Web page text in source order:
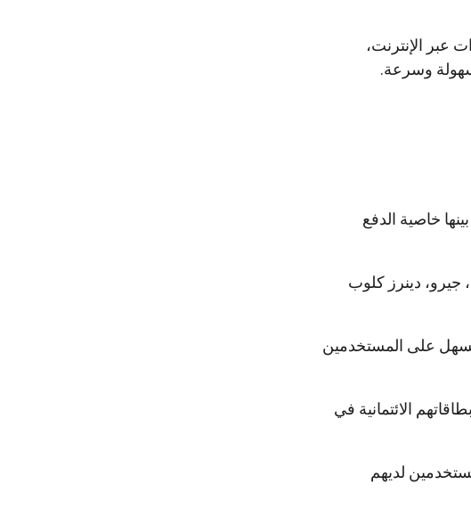
عبر الإنترنت،
سهولة وسرعة.
خاصية الدفع
دينرز كلوب
يسهل على المستخدمين
الائتمانية في
لديهم